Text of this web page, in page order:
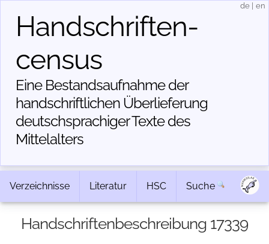
Handschriften­
census
Eine Bestandsaufnahme der
handschriftlichen Über­lieferung
deutschsprachiger Texte des
Mittelalters
de en
Verzeichnisse Literatur HSC Suche
Handschriftenbeschreibung 17339